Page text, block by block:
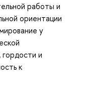
работы и
ориентации
у
и
к